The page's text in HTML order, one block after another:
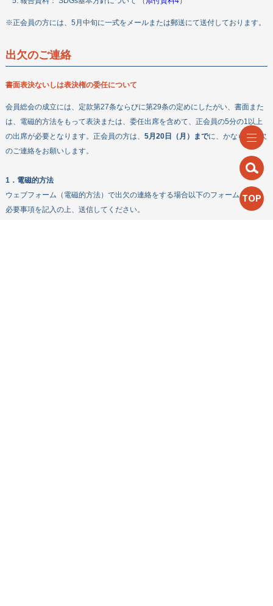
※正会員の方には、5月中旬に一式をメールまたは郵送にて送付しております。
出欠のご連絡
書面表決ないしは表決権の委任について
会員総会の成立には、定款第27条ならびに第29条の定めにしたがい、書面また
は、電磁的方法をもって表決または、委任出席を含めて、正会員の5分の1以上
の出席が必要となります。正会員の方は、 5月20日（月）までに、かならず出欠
のご連絡をお願いします。
1．電磁的方法
ウェブフォーム（電磁的方法）で出欠の連絡をする場合以下のフォームを開き
必要事項を記入の上、送信してください。
TOP